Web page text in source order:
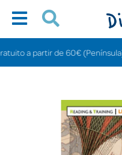
a partir de 60€ (Península).